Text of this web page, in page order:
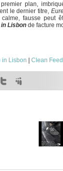
plan,
le dernier titre,
fausse peut
Lisbon de facture
in Lisbon Clean Feed